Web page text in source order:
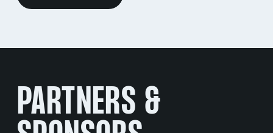
PARTNERS &